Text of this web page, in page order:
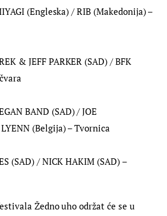
(Engleska) / RIB (Makedonija) –
& JEFF PARKER (SAD) / BFK
BAND (SAD) / JOE
(Belgija) – Tvornica
(SAD) / NICK HAKIM (SAD) –
Žedno uho održat će se u